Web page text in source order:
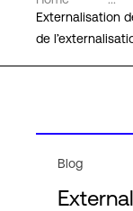
Data Centers
Externalisation
de
Blog